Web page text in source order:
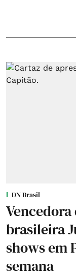
DN Brasil
brasileira
shows em
semana